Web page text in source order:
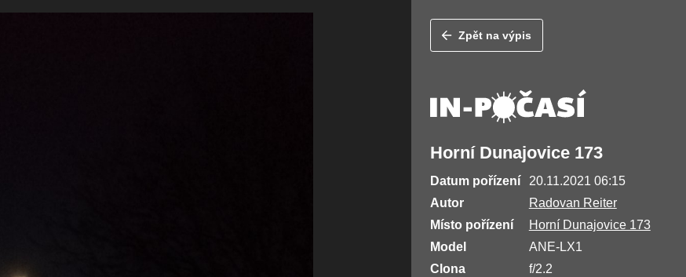
Zpět na výpis
Horní Dunajovice 173
Datum pořízení
20.11.2021 06:15
Autor
Radovan Reiter
Místo pořízení
Horní Dunajovice 173
Model
ANE-LX1
Clona
f/2.2